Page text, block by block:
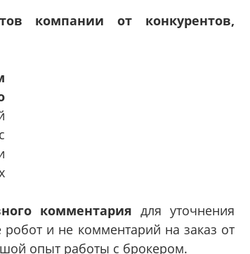
компании от конкурентов,
комментария для уточнения
робот и не комментарий на заказ от
опыт работы с брокером.